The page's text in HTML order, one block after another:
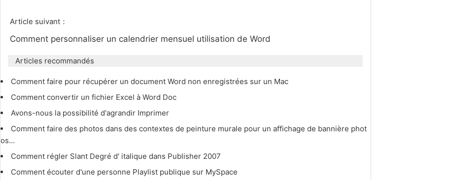
Article suivant：
Comment personnaliser un calendrier mensuel utilisation de Word
Articles recommandés
Comment faire pour récupérer un document Word non enregistrées sur un Mac
Comment convertir un fichier Excel à Word Doc
Avons-nous la possibilité d'agrandir Imprimer
Comment faire des photos dans des contextes de peinture murale pour un affichage de bannière phot
os…
Comment régler Slant Degré d' italique dans Publisher 2007
Comment écouter d'une personne Playlist publique sur MySpace